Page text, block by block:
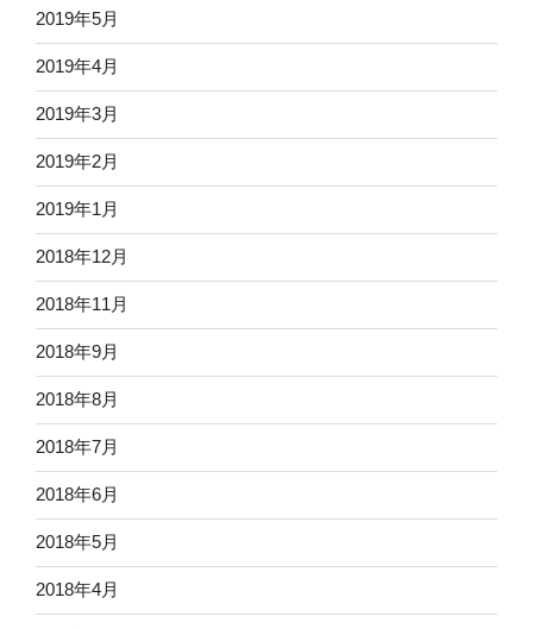
2019年5月
2019年4月
2019年3月
2019年2月
2019年1月
2018年12月
2018年11月
2018年9月
2018年8月
2018年7月
2018年6月
2018年5月
2018年4月